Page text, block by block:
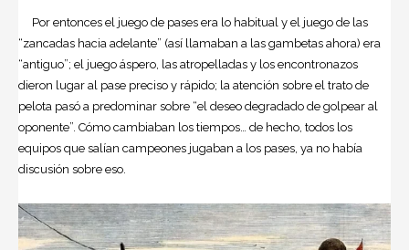
Por entonces el juego de pases era lo habitual y el juego de las
“zancadas hacia adelante” (así llamaban a las gambetas ahora) era
“antiguo”; el juego áspero, las atropelladas y los encontronazos
dieron lugar al pase preciso y rápido; la atención sobre el trato de
pelota pasó a predominar sobre “el deseo degradado de golpear al
oponente”. Cómo cambiaban los tiempos… de hecho, todos los
equipos que salían campeones jugaban a los pases, ya no había
discusión sobre eso.